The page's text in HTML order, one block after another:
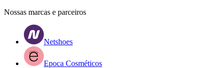
Nossas marcas e parceiros
Netshoes
Epoca Cosméticos